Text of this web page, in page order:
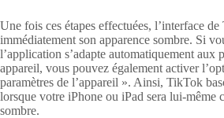
Une fois ces étapes effectuées, l’interface
immédiatement son apparence sombre. Si
l’application s’adapte automatiquement aux
appareil, vous pouvez également activer
paramètres de l’appareil ». Ainsi, TikTok
lorsque votre iPhone ou iPad sera lui-même
sombre.